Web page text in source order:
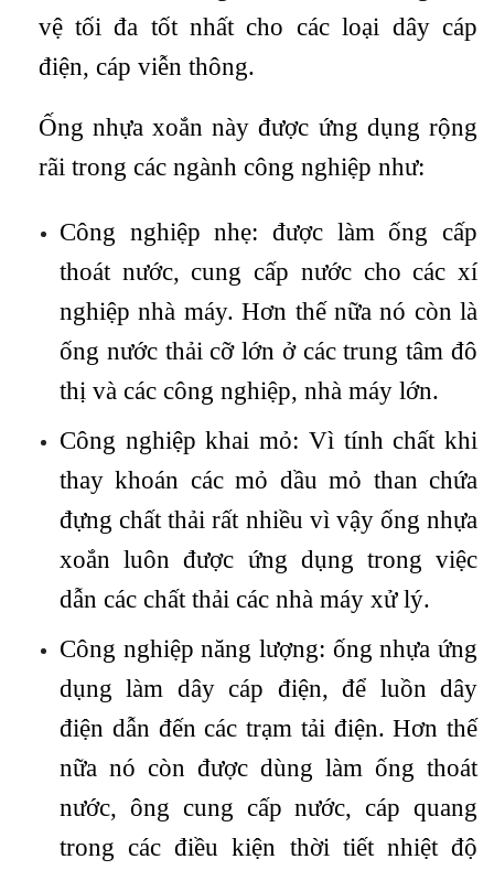
vệ tối đa tốt nhất cho các loại dây cáp
điện, cáp viễn thông.
Ống nhựa xoắn này được ứng dụng rộng
rãi trong các ngành công nghiệp như:
Công nghiệp nhẹ: được làm ống cấp
thoát nước, cung cấp nước cho các xí
nghiệp nhà máy. Hơn thế nữa nó còn là
ống nước thải cỡ lớn ở các trung tâm đô
thị và các công nghiệp, nhà máy lớn.
Công nghiệp khai mỏ: Vì tính chất khi
thay khoán các mỏ dầu mỏ than chứa
đựng chất thải rất nhiều vì vậy ống nhựa
xoắn luôn được ứng dụng trong việc
dẫn các chất thải các nhà máy xử lý.
Công nghiệp năng lượng: ống nhựa ứng
dụng làm dây cáp điện, để luồn dây
điện dẫn đến các trạm tải điện. Hơn thế
nữa nó còn được dùng làm ống thoát
nước, ông cung cấp nước, cáp quang
trong các điều kiện thời tiết nhiệt độ